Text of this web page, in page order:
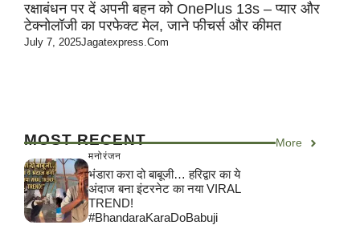
रक्षाबंधन पर दें अपनी बहन को OnePlus 13s – प्यार और
टेक्नोलॉजी का परफेक्ट मेल, जाने फीचर्स और कीमत
July 7, 2025Jagatexpress.com
MOST RECENT More
मनोरंजन
भंडारा करा दो बाबूजी… हरिद्वार का ये
अंदाज बना इंटरनेट का नया VIRAL
TREND!
#BhandaraKaraDoBabuji